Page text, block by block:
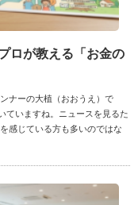
ロが教える「お金の
ナーの大植（おおうえ）で
ていますね。ニュースを見るた
感じている方も多いのではな